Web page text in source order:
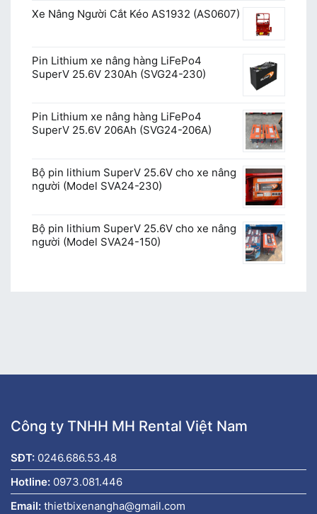
Xe Nâng Người Cắt Kéo AS1932 (AS0607)
Pin Lithium xe nâng hàng LiFePo4
SuperV 25.6V 230Ah (SVG24-230)
Pin Lithium xe nâng hàng LiFePo4
SuperV 25.6V 206Ah (SVG24-206A)
Bộ pin lithium SuperV 25.6V cho xe nâng
người (Model SVA24-230)
Bộ pin lithium SuperV 25.6V cho xe nâng
người (Model SVA24-150)
Công ty TNHH MH Rental Việt Nam
SĐT: 0246.686.53.48
Hotline: 0973.081.446
Email: thietbixenangha@gmail.com